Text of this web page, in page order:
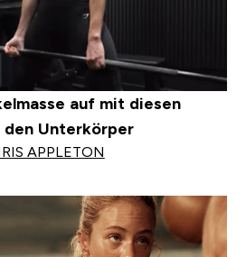
auf mit diesen
den Unterkörper
APPLETON